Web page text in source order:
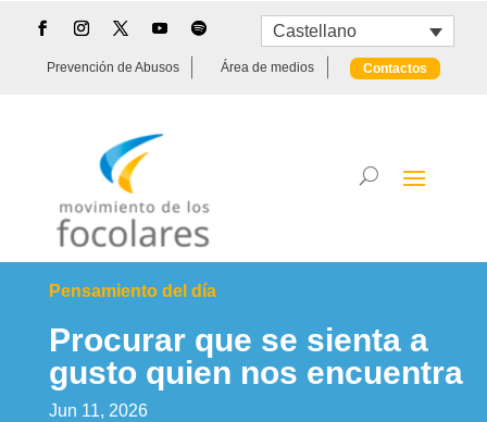
Castellano
Prevención de Abusos Área de medios Contactos
Pensamiento del día
Procurar que se sienta a
gusto quien nos encuentra
Jun 11, 2026